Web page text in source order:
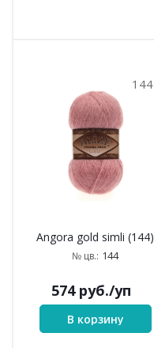
144
Angora gold simli (144)
№ цв.: 144
574руб./уп
В корзину